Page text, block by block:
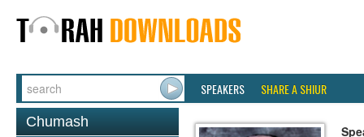
SPEAKERS SHARE A SHIUR
Chumash